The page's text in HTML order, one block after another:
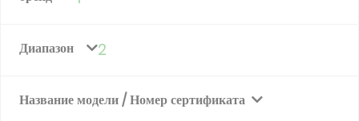
Диапазон 2
Название модели / Номер сертификата